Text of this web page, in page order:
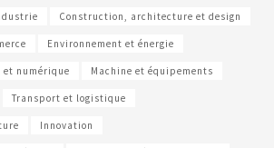
Construction, architecture et design
Environnement et énergie
numérique Machine et équipements
Transport et logistique
Innovation